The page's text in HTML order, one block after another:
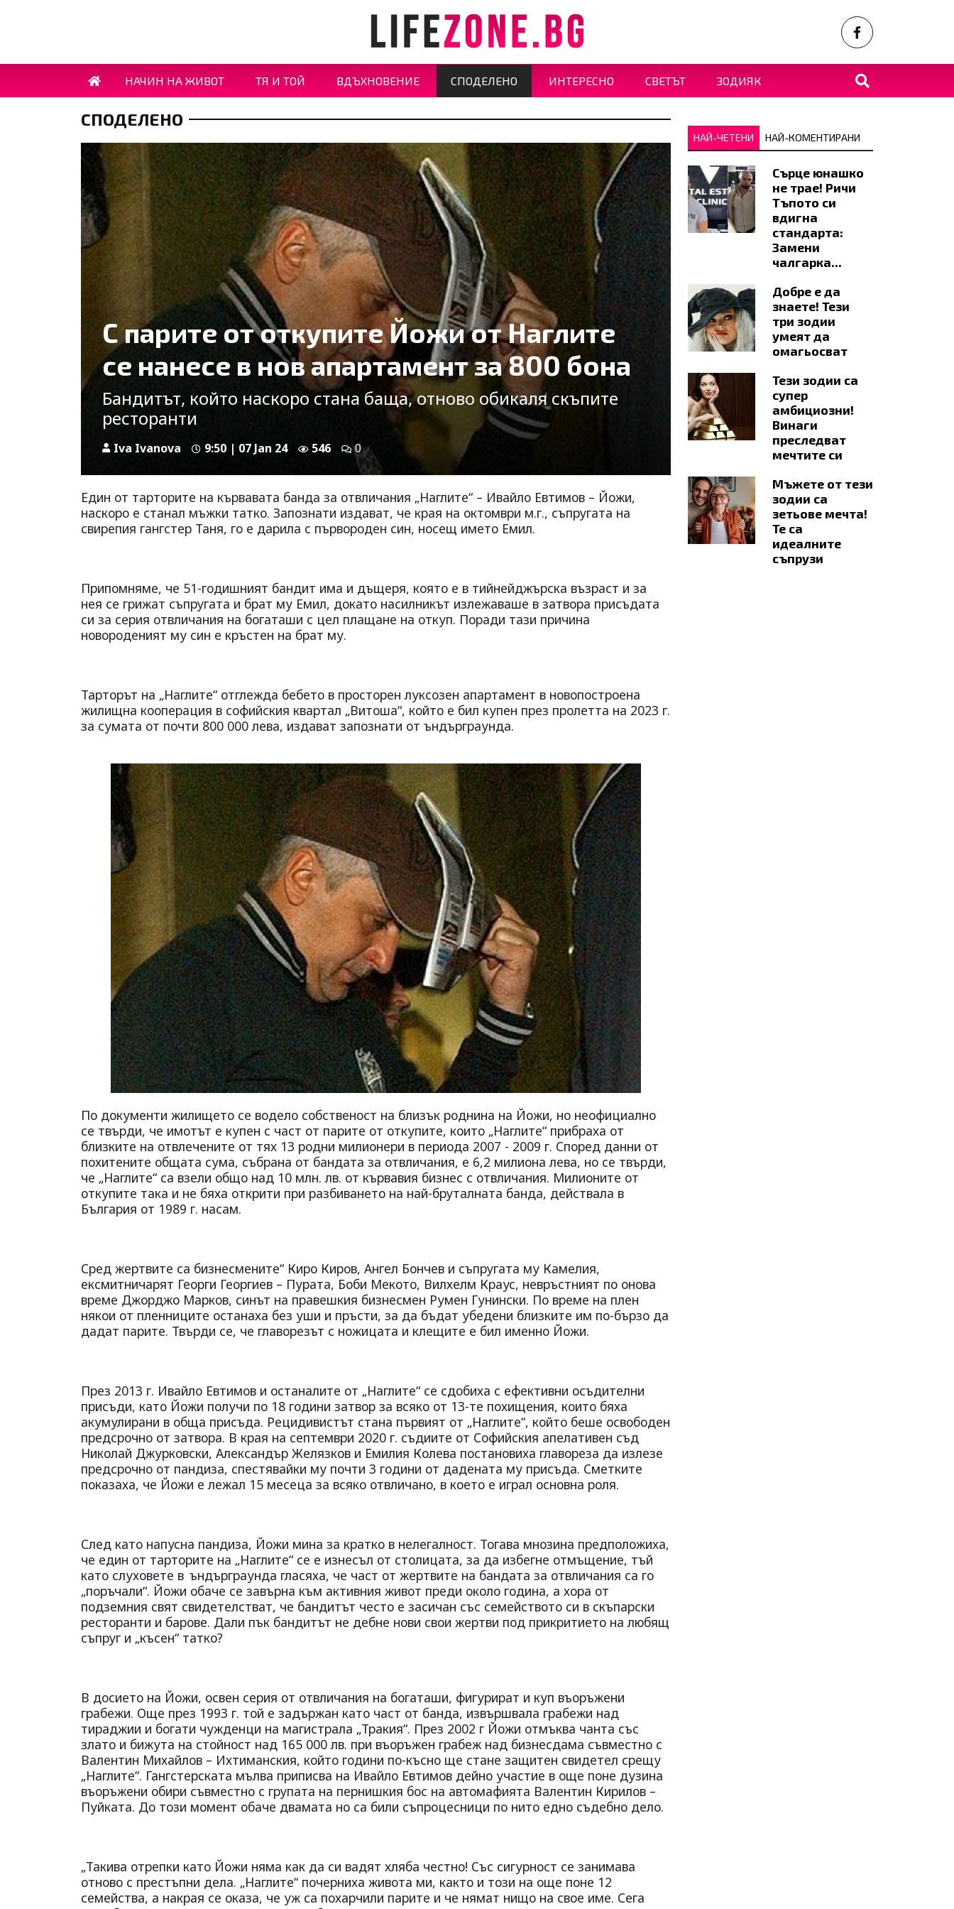
НАЧИН НА ЖИВОТ ТЯ И ТОЙ ВДЪХНОВЕНИЕ СПОДЕЛЕНО ИНТЕРЕСНО СВЕТЪТ ЗОДИЯК
СПОДЕЛЕНО
С парите от откупите Йожи от Наглите
се нанесе в нов апартамент за 800 бона
Бандитът, който наскоро стана баща, отново обикаля скъпите
ресторанти
Iva Ivanova 9:50 | 07 Jan 24 546 0
Един от тарторите на кървавата банда за отвличания „Наглите“ – Ивайло Евтимов – Йожи,
наскоро е станал мъжки татко. Запознати издават, че края на октомври м.г., съпругата на
свирепия гангстер Таня, го е дарила с първороден син, носещ името Емил.
Припомняме, че 51-годишният бандит има и дъщеря, която е в тийнейджърска възраст и за
нея се грижат съпругата и брат му Емил, докато насилникът излежаваше в затвора присъдата
си за серия отвличания на богаташи с цел плащане на откуп. Поради тази причина
новороденият му син е кръстен на брат му.
Тарторът на „Наглите“ отглежда бебето в просторен луксозен апартамент в новопостроена
жилищна кооперация в софийския квартал „Витоша“, който е бил купен през пролетта на 2023 г.
за сумата от почти 800 000 лева, издават запознати от ъндърграунда.
По документи жилището се водело собственост на близък роднина на Йожи, но неофициално
се твърди, че имотът е купен с част от парите от откупите, които „Наглите“ прибраха от
близките на отвлечените от тях 13 родни милионери в периода 2007 - 2009 г. Според данни от
похитените общата сума, събрана от бандата за отвличания, е 6,2 милиона лева, но се твърди,
че „Наглите“ са взели общо над 10 млн. лв. от кървавия бизнес с отвличания. Милионите от
откупите така и не бяха открити при разбиването на най-бруталната банда, действала в
България от 1989 г. насам.
Сред жертвите са бизнесмените“ Киро Киров, Ангел Бончев и съпругата му Камелия,
ексмитничарят Георги Георгиев – Пурата, Боби Мекото, Вилхелм Краус, невръстният по онова
време Джорджо Марков, синът на правешкия бизнесмен Румен Гунински. По време на плен
някои от пленниците останаха без уши и пръсти, за да бъдат убедени близките им по-бързо да
дадат парите. Твърди се, че главорезът с ножицата и клещите е бил именно Йожи.
През 2013 г. Ивайло Евтимов и останалите от „Наглите“ се сдобиха с ефективни осъдителни
присъди, като Йожи получи по 18 години затвор за всяко от 13-те похищения, които бяха
акумулирани в обща присъда. Рецидивистът стана първият от „Наглите“, който беше освободен
предсрочно от затвора. В края на септември 2020 г. съдиите от Софийския апелативен съд
Николай Джурковски, Александър Желязков и Емилия Колева постановиха главореза да излезе
предсрочно от пандиза, спестявайки му почти 3 години от дадената му присъда. Сметките
показаха, че Йожи е лежал 15 месеца за всяко отвличано, в което е играл основна роля.
След като напусна пандиза, Йожи мина за кратко в нелегалност. Тогава мнозина предположиха,
че един от тарторите на „Наглите“ се е изнесъл от столицата, за да избегне отмъщение, тъй
като слуховете в ъндърграунда гласяха, че част от жертвите на бандата за отвличания са го
„поръчали“. Йожи обаче се завърна към активния живот преди около година, а хора от
подземния свят свидетелстват, че бандитът често е засичан със семейството си в скъпарски
ресторанти и барове. Дали пък бандитът не дебне нови свои жертви под прикритието на любящ
съпруг и „късен“ татко?
В досието на Йожи, освен серия от отвличания на богаташи, фигурират и куп въоръжени
грабежи. Още през 1993 г. той е задържан като част от банда, извършвала грабежи над
тираджии и богати чужденци на магистрала „Тракия“. През 2002 г Йожи отмъква чанта със
злато и бижута на стойност над 165 000 лв. при въоръжен грабеж над бизнесдама съвместно с
Валентин Михайлов – Ихтиманския, който години по-късно ще стане защитен свидетел срещу
„Наглите“. Гангстерската мълва приписва на Ивайло Евтимов дейно участие в още поне дузина
въоръжени обири съвместно с групата на пернишкия бос на автомафията Валентин Кирилов –
Пуйката. До този момент обаче двамата но са били съпроцесници по нито едно съдебно дело.
„Такива отрепки като Йожи няма как да си вадят хляба честно! Със сигурност се занимава
отново с престъпни дела. „Наглите“ почерниха живота ми, както и този на още поне 12
семейства, а накрая се оказа, че уж са похарчили парите и че нямат нищо на свое име. Сега
НАЙ-ЧЕТЕНИ НАЙ-КОМЕНТИРАНИ
Сърце юнашко
не трае! Ричи
Тъпото си
вдигна
стандарта:
Замени
чалгарка...
Добре е да
знаете! Тези
три зодии
умеят да
омагьосват
Тези зодии са
супер
амбициозни!
Винаги
преследват
мечтите си
Мъжете от тези
зодии са
зетьове мечта!
Те са
идеалните
съпрузи